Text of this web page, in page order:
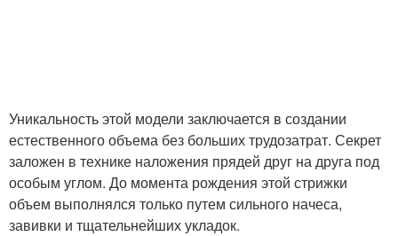
Уникальность этой модели заключается в создании
естественного объема без больших трудозатрат. Секрет
заложен в технике наложения прядей друг на друга под
особым углом. До момента рождения этой стрижки
объем выполнялся только путем сильного начеса,
завивки и тщательнейших укладок.